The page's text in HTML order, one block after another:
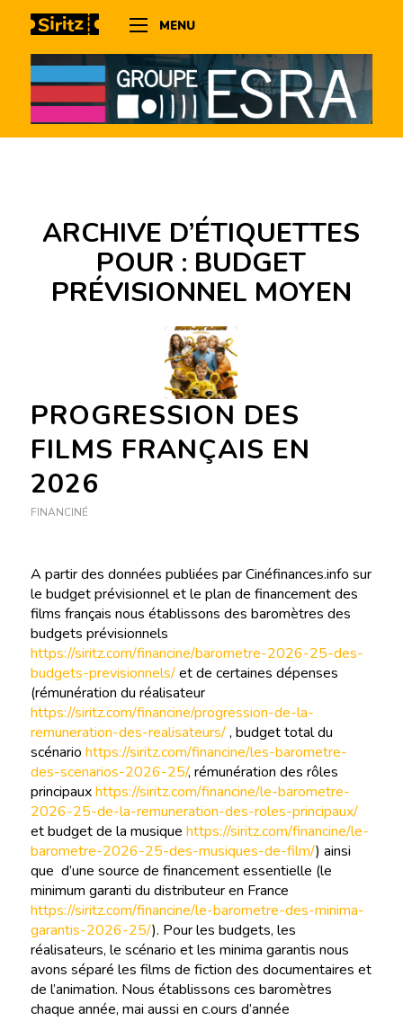
MENU
ARCHIVE D’ÉTIQUETTES
POUR : BUDGET
PRÉVISIONNEL MOYEN
PROGRESSION DES
FILMS FRANÇAIS EN
2026
FINANCINÉ
A partir des données publiées par Cinéfinances.info sur
le budget prévisionnel et le plan de financement des
films français nous établissons des baromètres des
budgets prévisionnels
https://siritz.com/financine/barometre-2026-25-des-
budgets-previsionnels/et de certaines dépenses
(rémunération du réalisateur
https://siritz.com/financine/progression-de-la-
remuneration-des-realisateurs/, budget total du
scénario https://siritz.com/financine/les-barometre-
des-scenarios-2026-25/, rémunération des rôles
principauxhttps://siritz.com/financine/le-barometre-
2026-25-de-la-remuneration-des-roles-principaux/
et budget de la musique https://siritz.com/financine/le-
barometre-2026-25-des-musiques-de-film/) ainsi
que d’une source de financement essentielle (le
minimum garanti du distributeur en France
https://siritz.com/financine/le-barometre-des-minima-
garantis-2026-25/). Pour les budgets, les
réalisateurs, le scénario et les minima garantis nous
avons séparé les films de fiction des documentaires et
de l’animation. Nous établissons ces baromètres
chaque année, mai aussi en c.ours d’année